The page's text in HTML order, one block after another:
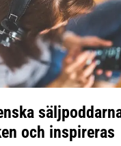
och inspireras